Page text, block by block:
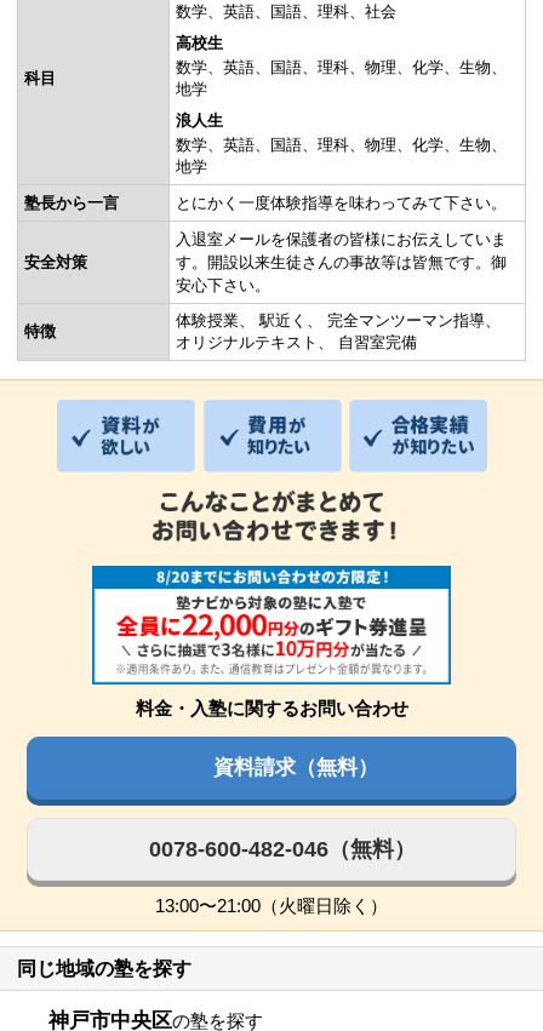
科目
数学
英語 国語 理科
社会
高校生
数学
英語 国語 理科 物理 化学
生物
地学
浪人生
数学
英語 国語 理科 物理 化学
生物
地学
塾長から一言
とにかく一度体験指導を味わってみて下さい。
安全対策
入退室メールを保護者の皆様にお伝えしていま
す。開設以来生徒さんの事故等は皆無です。御
安心下さい。
特徴
体験授業 駅近く
完全マンツーマン指導
オリジナルテキスト
自習室完備
料金・入塾に関するお問い合わせ
資料請求（無料）
0078-600-482-046（無料）
13:00〜21:00（火曜日除く）
同じ地域の塾を探す
神戸市中央区の塾を探す